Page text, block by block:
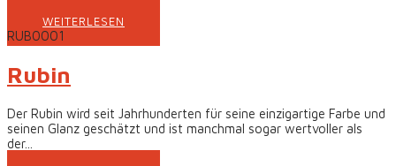
WEITERLESEN
RUB0001
Rubin
Der Rubin wird seit Jahrhunderten für seine einzigartige Farbe und
seinen Glanz geschätzt und ist manchmal sogar wertvoller als
der...